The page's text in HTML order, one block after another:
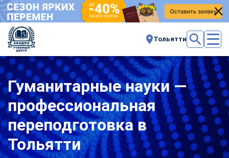
Тольятти
Гуманитарные науки —
профессиональная
переподготовка в
Тольятти